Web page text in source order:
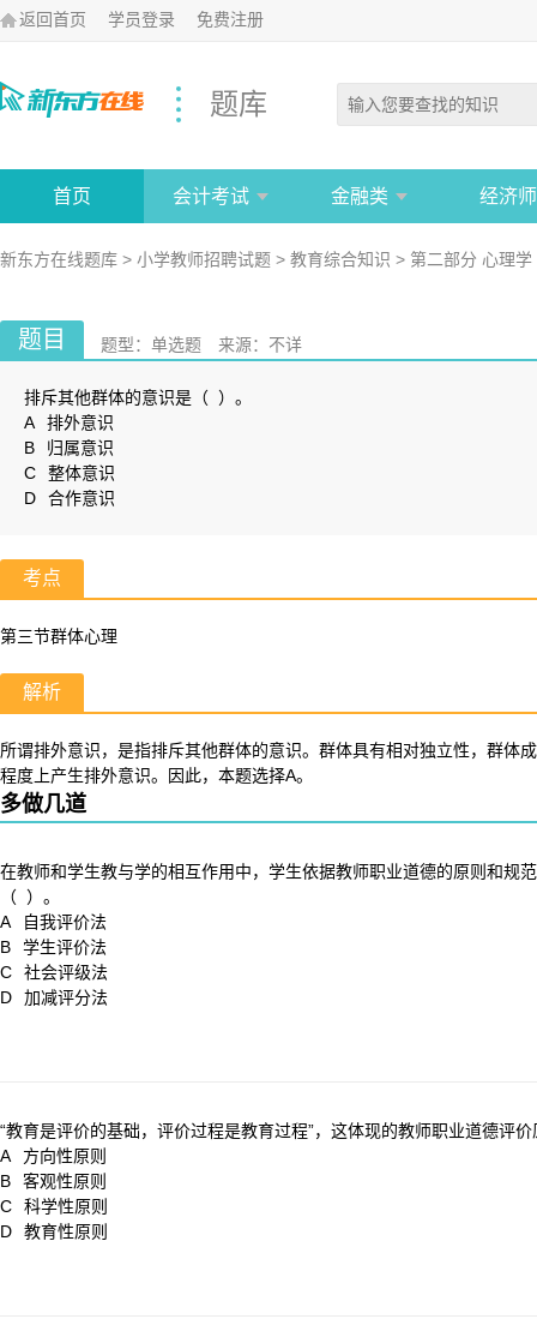
返回首页 学员登录 免费注册
题库
首页 会计考试 金融类 经济师
新东方在线题库 > 小学教师招聘试题 > 教育综合知识 > 第二部分 心理学
题目 题型： 单选题 来源： 不详
排斥其他群体的意识是（ ）。
A
排外意识
B
归属意识
C
整体意识
D
合作意识
考点
第三节群体心理
解析
所谓排外意识，是指排斥其他群体的意识。群体具有相对独立性，群体
程度上产生排外意识。因此，本题选择A。
多做几道
在教师和学生教与学的相互作用中，学生依据教师职业道德的原则和规
（ ）。
A
自我评价法
B
学生评价法
C
社会评级法
D
加减评分法
“教育是评价的基础，评价过程是教育过程”，这体现的教师职业道德评
A
方向性原则
B
客观性原则
C
科学性原则
D
教育性原则